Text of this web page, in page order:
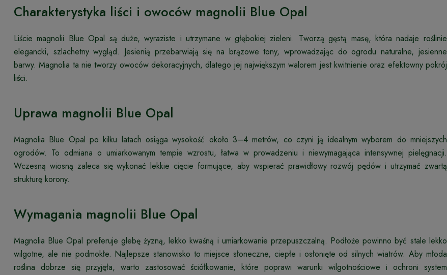
Charakterystyka liści i owoców magnolii Blue Opal
Liście magnolii Blue Opal są duże, wyraziste i utrzymane w głębokiej zieleni. Tworzą gęstą masę, która nadaje roślinie
elegancki, szlachetny wygląd. Jesienią przebarwiają się na brązowe tony, wprowadzając do ogrodu naturalne, jesienne
barwy. Magnolia ta nie tworzy owoców dekoracyjnych, dlatego jej największym walorem jest kwitnienie oraz efektowny pokrój
liści.
Uprawa magnolii Blue Opal
Magnolia Blue Opal po kilku latach osiąga wysokość około 3–4 metrów, co czyni ją idealnym wyborem do mniejszych
ogrodów. To odmiana o umiarkowanym tempie wzrostu, łatwa w prowadzeniu i niewymagająca intensywnej pielęgnacji.
Wczesną wiosną zaleca się wykonać lekkie cięcie formujące, aby wspierać prawidłowy rozwój pędów i utrzymać zwartą
strukturę korony.
Wymagania magnolii Blue Opal
Magnolia Blue Opal preferuje glebę żyzną, lekko kwaśną i umiarkowanie przepuszczalną. Podłoże powinno być stale lekko
wilgotne, ale nie podmokłe. Najlepsze stanowisko to miejsce słoneczne, ciepłe i osłonięte od silnych wiatrów. Aby młoda
roślina dobrze się przyjęła, warto zastosować ściółkowanie, które poprawi warunki wilgotnościowe i ochroni system